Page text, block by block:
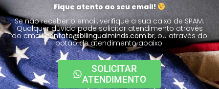
Fique atento ao seu email!
Se não receber o email, verifique a sua caixa de SPAM.
Qualquer dúvida pode solicitar atendimento através
do emailcontato@bilingualminds.com.br, ou através do
botão de atendimento abaixo.
SOLICITAR
ATENDIMENTO